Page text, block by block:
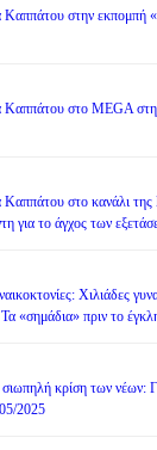
στην εκπομπή
στο MEGA
στο κανάλι της
για το άγχος των
Χιλιάδες
«σημάδια» πριν το
κρίση των νέων:
2025